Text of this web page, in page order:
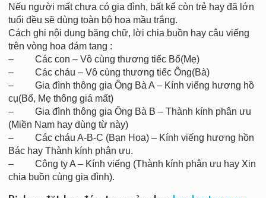
Nếu người mất chưa có gia đình, bất kể còn trẻ hay đã lớn
tuổi đều sẽ dùng toàn bộ hoa mầu trắng.
Cách ghi nội dung băng chữ, lời chia buồn hay câu viếng
trên vòng hoa đám tang :
– Các con – Vô cùng thương tiếc Bố(Mẹ)
– Các cháu – Vô cùng thương tiếc Ông(Bà)
– Gia đình thông gia Ông Bà A – Kính viếng hương hồ
cụ(Bố, Mẹ thông giá mất)
– Gia đình thông gia Ông Bà B – Thành kính phân ưu
(Miền Nam hay dùng từ này)
– Các cháu A-B-C (Bạn Hoa) – Kính viếng hương hồn
Bác hay Thành kính phân ưu.
– Công ty A – Kính viếng (Thành kính phân ưu hay Xin
chia buồn cùng gia đình).